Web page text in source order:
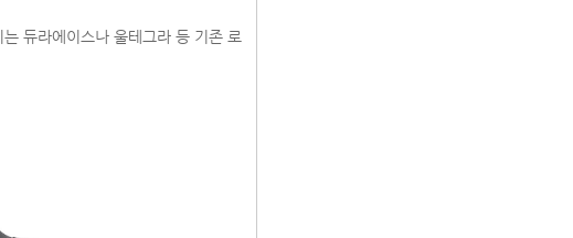
듀라에이스나 울테그라 등 기존 로